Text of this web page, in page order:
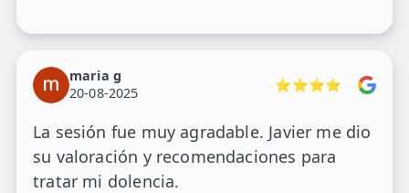
maria g
20-08-2025
⭐⭐⭐⭐
La sesión fue muy agradable. Javier me dio
su valoración y recomendaciones para
tratar mi dolencia.